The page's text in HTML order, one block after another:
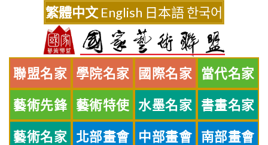
繁體中文 English 日本語한국어
聯盟名家 學院名家 國際名家 當代名家
藝術先鋒 藝術特使 水墨名家 書畫名家
藝術名家 北部畫會 中部畫會 南部畫會